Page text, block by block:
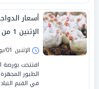
أسعار
الإثنين 1 من يونيو 2026
الإثنين 01/يونيو/2026 - 09:30 ص
افتتحت بورصة
الطيور
في القيم